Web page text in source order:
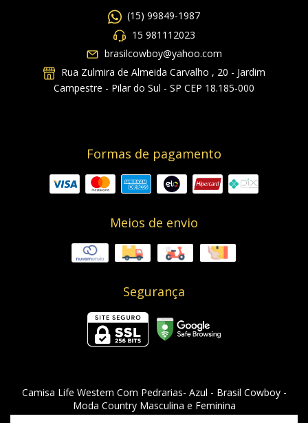
(15) 99849-1987
15 981112023
brasilcowboy@yahoo.com
Rua Zulmira de Almeida Carvalho , 20 - Jardim
Campestre - Pilar do Sul - SP CEP 18.185-000
Formas de pagamento
Meios de envio
Segurança
Camisa Life Western Com Pedrarias- Azul - Brasil Cowboy -
Moda Country Masculina e Feminina